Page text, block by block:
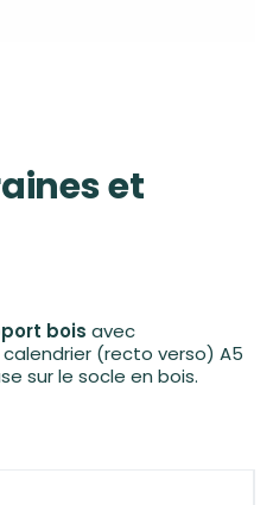
et
bois avec
(recto verso) A5
sur le socle en bois.